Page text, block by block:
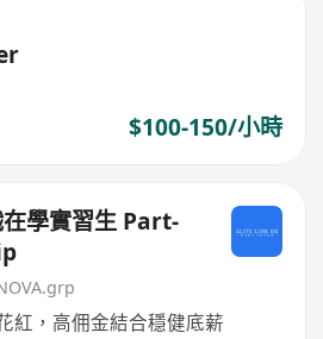
$100-150/小時
學實習生 Part-
紅，高佣金結合穩健底薪